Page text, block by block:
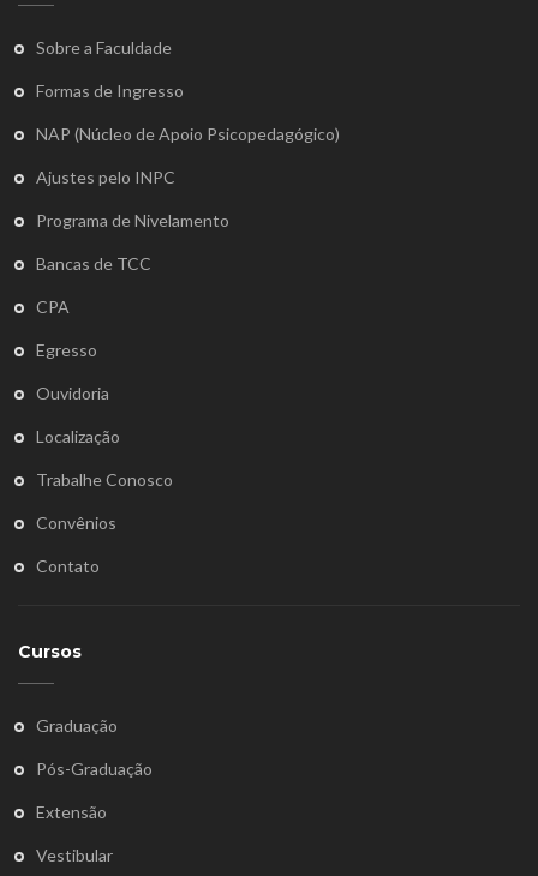
Sobre a Faculdade
Formas de Ingresso
NAP (Núcleo de Apoio Psicopedagógico)
Ajustes pelo INPC
Programa de Nivelamento
Bancas de TCC
CPA
Egresso
Ouvidoria
Localização
Trabalhe Conosco
Convênios
Contato
Cursos
Graduação
Pós-Graduação
Extensão
Vestibular